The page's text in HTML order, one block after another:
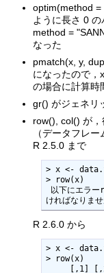
optim(method =
ように長さ 0
method =
なった
pmatch(x, y,
になったので，
の場合に計算時
gr() がジェネリ
row(), col() が，
（データフレ
R 2.5.0 まで
> x <-
> row(x)
ければなりま
R 2.6.0 から
> x <-
> row(x)